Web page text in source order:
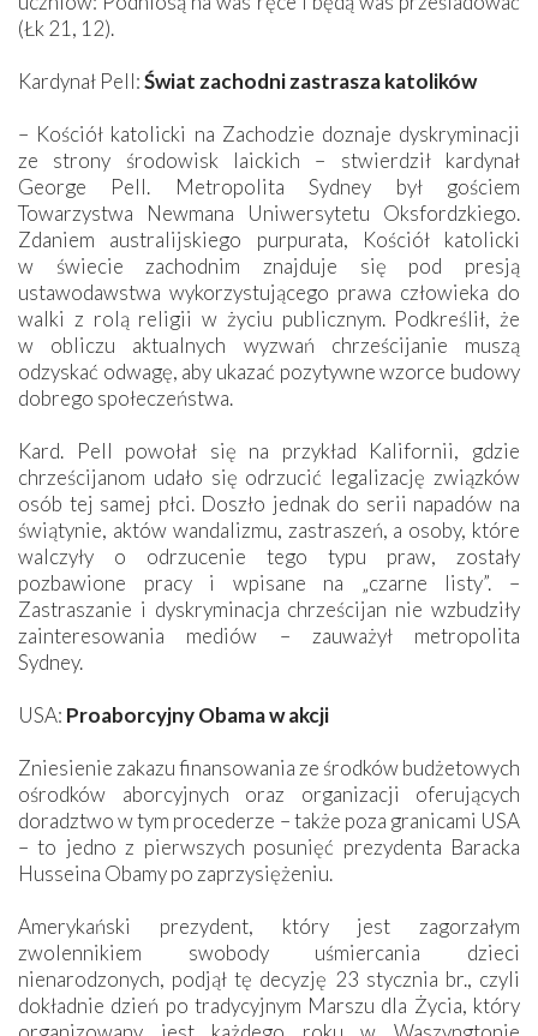
(Łk 21, 12).
Kardynał Pell:Świat zachodni zastrasza katolików
– Kościół katolicki na Zachodzie doznaje dyskryminacji
ze strony środowisk laickich – stwierdził kardynał
George Pell. Metropolita Sydney był gościem
Towarzystwa Newmana Uniwersytetu Oksfordzkiego.
Zdaniem australijskiego purpurata, Kościół katolicki
w świecie zachodnim znajduje się pod presją
ustawodawstwa wykorzystującego prawa człowieka do
walki z rolą religii w życiu publicznym. Podkreślił, że
w obliczu aktualnych wyzwań chrześcijanie muszą
odzyskać odwagę, aby ukazać pozytywne wzorce budowy
dobrego społeczeństwa.
Kard. Pell powołał się na przykład Kalifornii, gdzie
chrześcijanom udało się odrzucić legalizację związków
osób tej samej płci. Doszło jednak do serii napadów na
świątynie, aktów wandalizmu, zastraszeń, a osoby, które
walczyły o odrzucenie tego typu praw, zostały
pozbawione pracy i wpisane na „czarne listy”. –
Zastraszanie i dyskryminacja chrześcijan nie wzbudziły
zainteresowania mediów – zauważył metropolita
Sydney.
USA: Proaborcyjny Obama w akcji
Zniesienie zakazu finansowania ze środków budżetowych
ośrodków aborcyjnych oraz organizacji oferujących
doradztwo w tym procederze – także poza granicami USA
– to jedno z pierwszych posunięć prezydenta Baracka
Husseina Obamy po zaprzysiężeniu.
Amerykański prezydent, który jest zagorzałym
zwolennikiem swobody uśmiercania dzieci
nienarodzonych, podjął tę decyzję 23 stycznia br., czyli
dokładnie dzień po tradycyjnym Marszu dla Życia, który